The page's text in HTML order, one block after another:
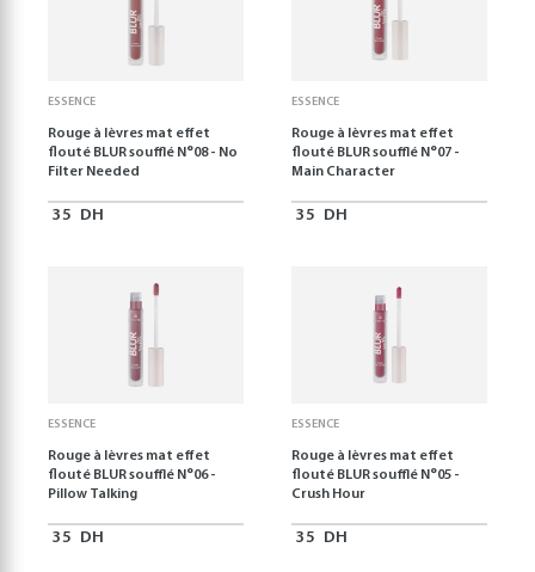
ESSENCE
Rouge à lèvres mat effet
flouté BLUR soufflé N°08 - No
Filter Needed
35 DH
ESSENCE
Rouge à lèvres mat effet
flouté BLUR soufflé N°07 -
Main Character
35 DH
ESSENCE
Rouge à lèvres mat effet
flouté BLUR soufflé N°06 -
Pillow Talking
35 DH
ESSENCE
Rouge à lèvres mat effet
flouté BLUR soufflé N°05 -
Crush Hour
35 DH